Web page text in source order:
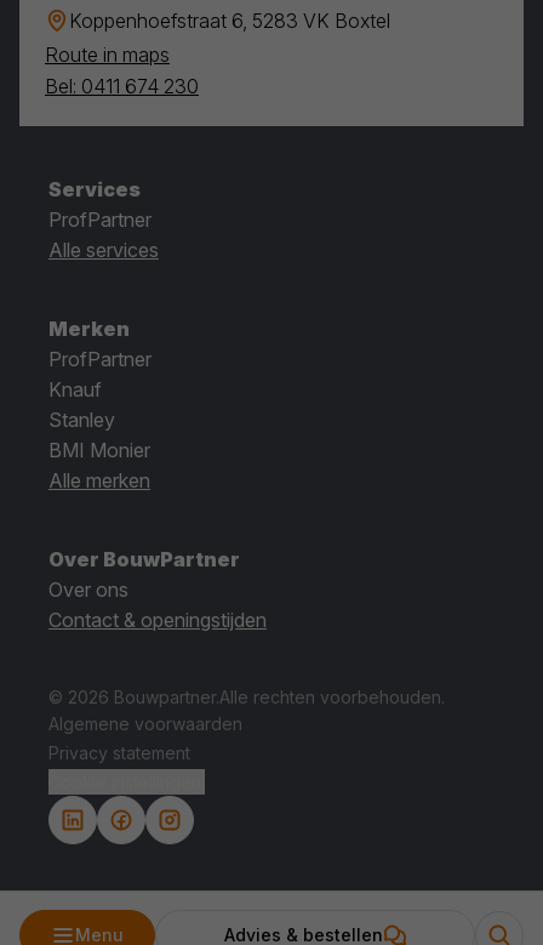
Menu Advies & bestellen
Koppenhoefstraat 6, 5283 VK Boxtel
Route in maps
Bel: 0411 674 230
Services
ProfPartner
Alle services
Merken
ProfPartner
Knauf
Stanley
BMI Monier
Alle merken
Over BouwPartner
Over ons
Contact & openingstijden
© 2026 Bouwpartner.Alle rechten voorbehouden.
Algemene voorwaarden
Privacy statement